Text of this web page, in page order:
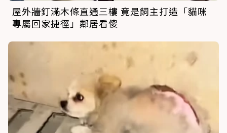
屋外牆釘滿木條直通三樓 竟是飼主打造「貓咪
專屬回家捷徑」鄰居看傻